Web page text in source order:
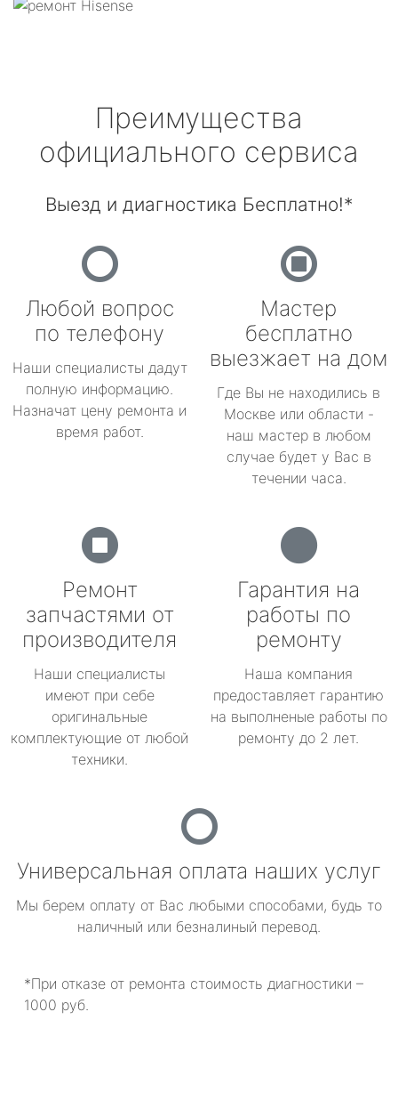
Преимущества
официального сервиса
Выезд и диагностика Бесплатно!*
Любой вопрос
по телефону
Наши специалисты дадут
полную информацию.
Назначат цену ремонта и
время работ.
Мастер
бесплатно
выезжает на дом
Где Вы не находились в
Москве или области -
наш мастер в любом
случае будет у Вас в
течении часа.
Ремонт
запчастями от
производителя
Наши специалисты
имеют при себе
оригинальные
комплектующие от любой
техники.
Гарантия на
работы по
ремонту
Наша компания
предоставляет гарантию
на выполненые работы по
ремонту до 2 лет.
Универсальная оплата наших услуг
Мы берем оплату от Вас любыми способами, будь то
наличный или безналиный перевод.
*При отказе от ремонта стоимость диагностики –
1000 руб.